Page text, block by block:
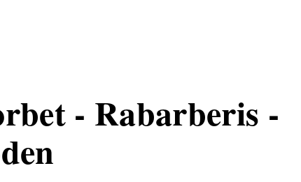
- Rabarberis -